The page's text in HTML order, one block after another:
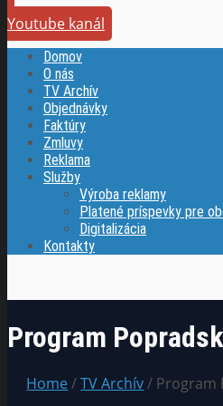
Youtube kanál
Domov
O nás
TV Archív
Objednávky
Faktúry
Zmluvy
Reklama
Služby
Výroba reklamy
Platené príspevky pre
Digitalizácia
Kontakty
Program
Home/TV Archív/ Program